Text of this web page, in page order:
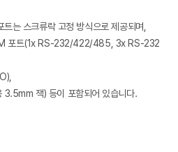
는 스크류락 고정 방식으로 제공되며,
포트(1x RS-232/422/485, 3x RS-232
3.5mm 잭) 등이 포함되어 있습니다.